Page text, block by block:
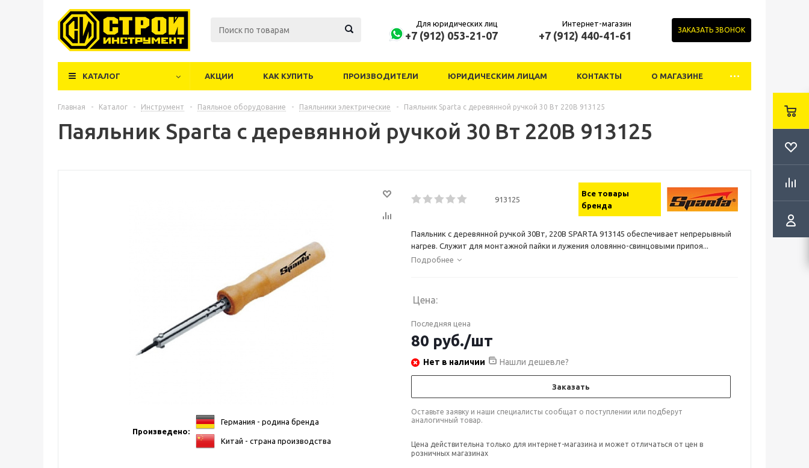
Для юридических лиц
+7 (912) 053-21-07
Интернет-магазин
+7 (912) 440-41-61 ЗАКАЗАТЬ ЗВОНОК
КАТАЛОГ АКЦИИ КАК КУПИТЬ ПРОИЗВОДИТЕЛИ ЮРИДИЧЕСКИМ ЛИЦАМ КОНТАКТЫ О МАГАЗИНЕ
Главная - Каталог - Инструмент - Паяльное оборудование - Паяльники электрические - Паяльник Sparta с деревянной ручкой 30 Вт 220В 913125
Паяльник Sparta с деревянной ручкой 30 Вт 220В 913125
Произведено:
Германия - родина бренда
Китай - страна производства
913125
Все товары
бренда
Паяльник с деревянной ручкой 30Вт, 220В SPARTA 913145 обеспечивает непрерывный
нагрев. Служит для монтажной пайки и лужения оловянно-свинцовыми припоя...
Подробнее
Цена:
Последняя цена
80 руб./шт
Нет в наличии Нашли дешевле?
Заказать
Оставьте заявку и наши специалисты сообщат о поступлении или подберут
аналогичный товар.
Цена действительна только для интернет-магазина и может отличаться от цен в
розничных магазинах